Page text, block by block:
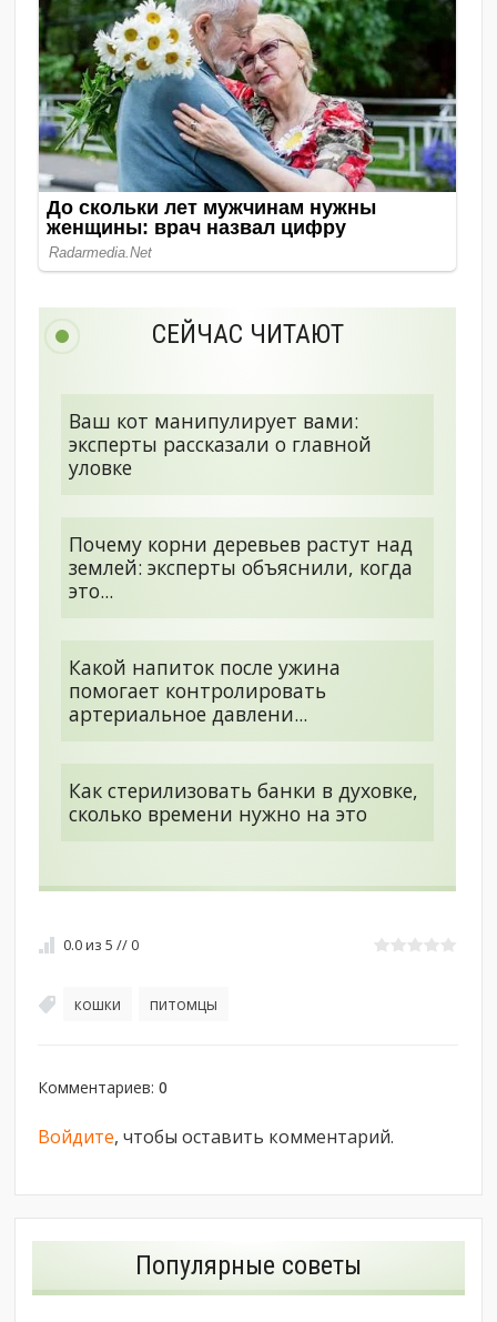
СЕЙЧАС ЧИТАЮТ
Ваш кот манипулирует вами:
эксперты рассказали о главной
уловке
Почему корни деревьев растут над
землей: эксперты объяснили, когда
это...
Какой напиток после ужина
помогает контролировать
артериальное давлени...
Как стерилизовать банки в духовке,
сколько времени нужно на это
0.0из5 // 0
кошки питомцы
Комментариев:0
Войдите, чтобы оставить комментарий.
Популярные советы